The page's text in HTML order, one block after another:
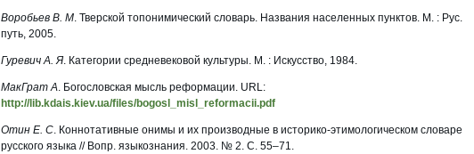
Воробьев В. М. Тверской топонимический словарь. Названия населенных пунктов. М. : Рус.
путь, 2005.
Гуревич А. Я. Категории средневековой культуры. М. : Искусство, 1984.
МакГрат А. Богословская мысль реформации. URL:
http://lib.kdais.kiev.ua/files/bogosl_misl_reformacii.pdf
Отин Е. С. Коннотативные онимы и их производные в историко-этимологическом словаре
русского языка // Вопр. языкознания. 2003. № 2. С. 55–71.